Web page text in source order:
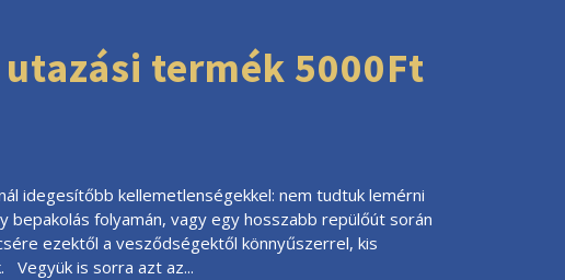
termék 5000Ft
idegesítőbb kellemetlenségekkel: nem tudtuk lemérni
folyamán, vagy egy hosszabb repülőút során
ezektől a vesződségektől könnyűszerrel, kis
Vegyük is sorra azt az...